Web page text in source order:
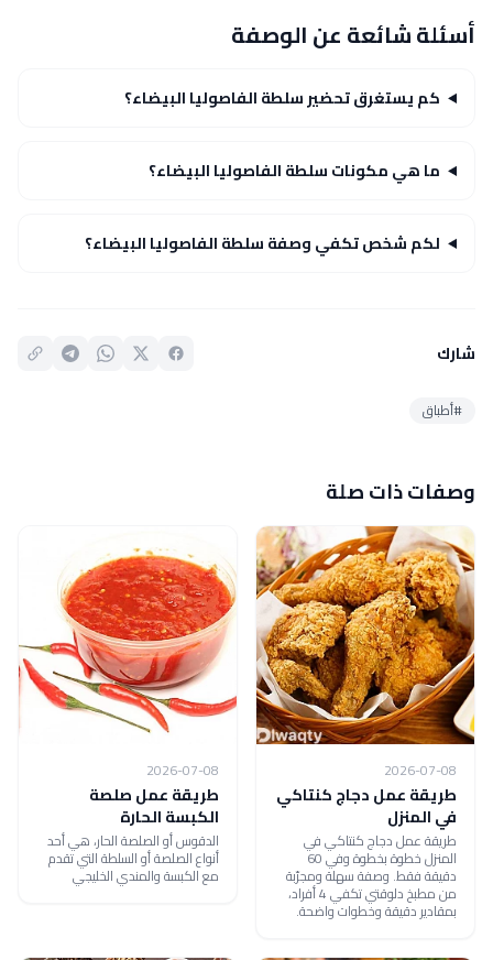
أسئلة شائعة عن الوصفة
كم يستغرق تحضير سلطة الفاصوليا البيضاء؟
ما هي مكونات سلطة الفاصوليا البيضاء؟
لكم شخص تكفي وصفة سلطة الفاصوليا البيضاء؟
شارك
#أطباق
وصفات ذات صلة
2026-07-08
طريقة عمل دجاج كنتاكي
في المنزل
طريقة عمل دجاج كنتاكي في
المنزل خطوة بخطوة وفي 60
دقيقة فقط. وصفة سهلة ومجرّبة
من مطبخ دلوقتي تكفي 4 أفراد،
بمقادير دقيقة وخطوات واضحة.
2026-07-08
طريقة عمل صلصة
الكبسة الحارة
الدقوس أو الصلصة الحار، هي أحد
أنواع الصلصة أو السلطة التي تقدم
مع الكبسة والمندي الخليجي